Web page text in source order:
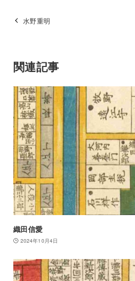
水野重明
関連記事
織田信愛
2024年10月4日